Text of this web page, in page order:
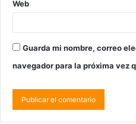
Web
Guarda mi nombre, correo
navegador para la próxima vez